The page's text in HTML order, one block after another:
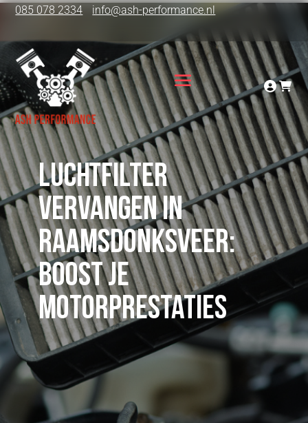
085 078 2334 info@ash-performance.nl
Luchtfilter
vervangen in
Raamsdonksveer:
boost je
motorprestaties